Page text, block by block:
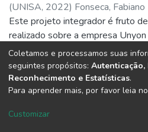
(UNISA, 2022) Fonseca, Fabiano
Francine Rosseti da Silva
Este projeto integrador é fruto
realizado sobre a empresa
Especiais Eireli e teve como
forma sistêmica visando
do tempo para que a empresa
mercado de atuação em que está
espaço para crescimento nesse
analisada atua no ramo de
Show more
DSpace software copyright
Coletamos e processamos suas
seguintes propósitos: Autenticação,
Reconhecimento e Estatísticas.
Para aprender mais, por favor leia
Customizar